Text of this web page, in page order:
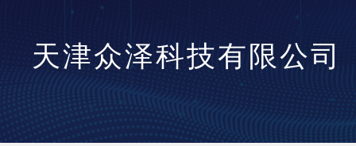
天津众泽科技有限公司